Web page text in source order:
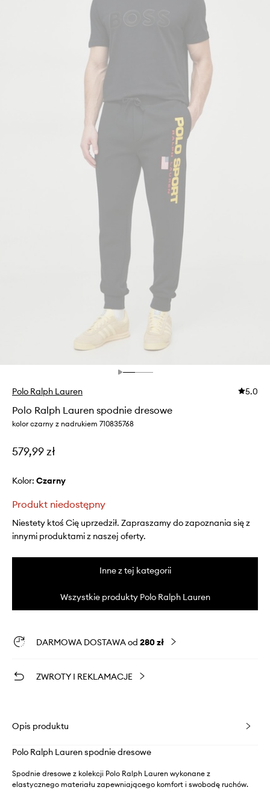
Polo Ralph Lauren 5.0
Polo Ralph Lauren spodnie dresowe
kolor czarny z nadrukiem 710835768
579,99 zł
Kolor: czarny
Produkt niedostępny
Niestety ktoś Cię uprzedził. Zapraszamy do zapoznania się z
innymi produktami z naszej oferty.
Inne z tej kategorii
Wszystkie produkty Polo Ralph Lauren
DARMOWA DOSTAWA od 280 zł
ZWROTY I REKLAMACJE
Opis produktu
Polo Ralph Lauren spodnie dresowe
Spodnie dresowe z kolekcji Polo Ralph Lauren wykonane z
elastycznego materiału zapewniającego komfort i swobodę ruchów.